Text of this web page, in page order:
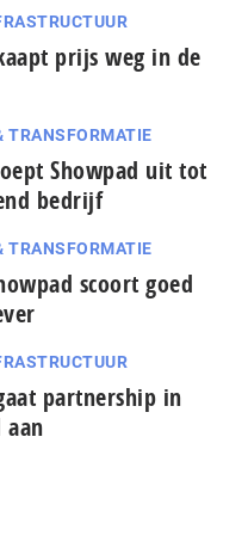
prijs weg in de
TRANSFORMATIE
Showpad uit tot
bedrijf
TRANSFORMATIE
scoort goed
partnership in
aan